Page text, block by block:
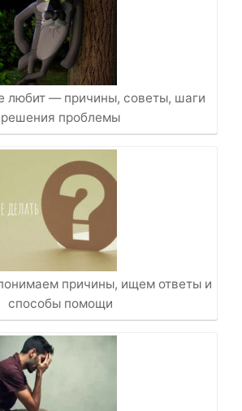
любит — причины, советы, шаги
решения проблемы
причины, ищем ответы и
способы помощи